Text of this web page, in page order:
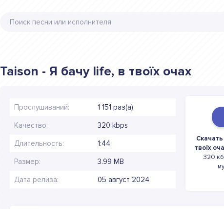
Taison - Я бачу life, в твоїх очах
Прослушиваний: 1 151 раз(а)
Качество: 320 kbps
Длительность: 1:44
Размер: 3.99 MB
Дата релиза: 05 август 2024
твоїх
320